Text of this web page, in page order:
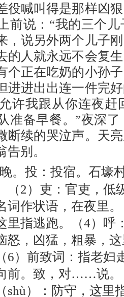
役喊叫得是那样凶
前说：“我的三个
，说另外两个儿子
的人就永远不会复
个正在吃奶的小孙
进进出出连一件完
许我跟从你连夜赶
准备早餐。”夜深
断续的哭泣声。天
告别。
晚。投：投宿。石壕
（2）吏：官吏，低
词作状语，在夜里
里指逃跑。（4）呼
怒，凶猛，粗暴，
6）前致词：指老妇
前。致，对……说。
shù）：防守，这里